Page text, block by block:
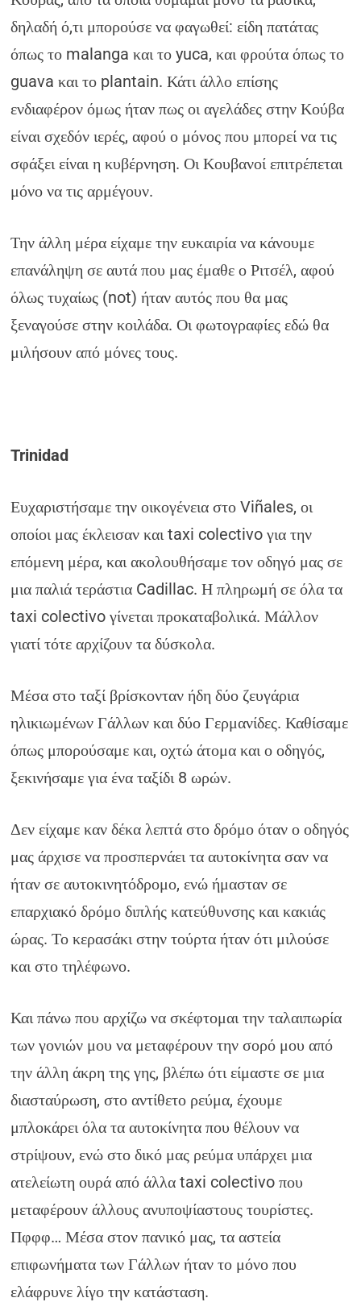
δηλαδή ό,τι μπορούσε να φαγωθεί: είδη πατάτας
όπως το malanga και το yuca, και φρούτα όπως το
guava και το plantain. Κάτι άλλο επίσης
ενδιαφέρον όμως ήταν πως οι αγελάδες στην Κούβα
είναι σχεδόν ιερές, αφού ο μόνος που μπορεί να τις
σφάξει είναι η κυβέρνηση. Οι Κουβανοί επιτρέπεται
μόνο να τις αρμέγουν.
Την άλλη μέρα είχαμε την ευκαιρία να κάνουμε
επανάληψη σε αυτά που μας έμαθε ο Ριτσέλ, αφού
όλως τυχαίως (not) ήταν αυτός που θα μας
ξεναγούσε στην κοιλάδα. Οι φωτογραφίες εδώ θα
μιλήσουν από μόνες τους.
Trinidad
Ευχαριστήσαμε την οικογένεια στο Viñales, οι
οποίοι μας έκλεισαν και taxi colectivo για την
επόμενη μέρα, και ακολουθήσαμε τον οδηγό μας σε
μια παλιά τεράστια Cadillac. Η πληρωμή σε όλα τα
taxi colectivo γίνεται προκαταβολικά. Μάλλον
γιατί τότε αρχίζουν τα δύσκολα.
Μέσα στο ταξί βρίσκονταν ήδη δύο ζευγάρια
ηλικιωμένων Γάλλων και δύο Γερμανίδες. Καθίσαμε
όπως μπορούσαμε και, οχτώ άτομα και ο οδηγός,
ξεκινήσαμε για ένα ταξίδι 8 ωρών.
Δεν είχαμε καν δέκα λεπτά στο δρόμο όταν ο οδηγός
μας άρχισε να προσπερνάει τα αυτοκίνητα σαν να
ήταν σε αυτοκινητόδρομο, ενώ ήμασταν σε
επαρχιακό δρόμο διπλής κατεύθυνσης και κακιάς
ώρας. Το κερασάκι στην τούρτα ήταν ότι μιλούσε
και στο τηλέφωνο.
Και πάνω που αρχίζω να σκέφτομαι την ταλαιπωρία
των γονιών μου να μεταφέρουν την σορό μου από
την άλλη άκρη της γης, βλέπω ότι είμαστε σε μια
διασταύρωση, στο αντίθετο ρεύμα, έχουμε
μπλοκάρει όλα τα αυτοκίνητα που θέλουν να
στρίψουν, ενώ στο δικό μας ρεύμα υπάρχει μια
ατελείωτη ουρά από άλλα taxi colectivo που
μεταφέρουν άλλους ανυποψίαστους τουρίστες.
Πφφφ… Μέσα στον πανικό μας, τα αστεία
επιφωνήματα των Γάλλων ήταν το μόνο που
ελάφρυνε λίγο την κατάσταση.